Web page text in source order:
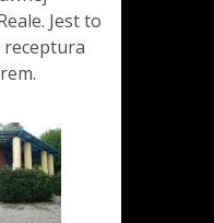
Jest to
receptura